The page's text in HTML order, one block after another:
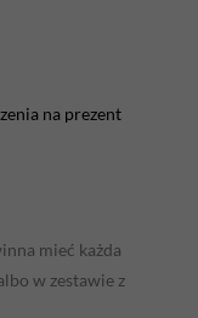
na prezent
mieć każda
w zestawie z